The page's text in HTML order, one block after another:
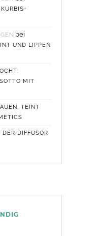
bei
UND LIPPEN
MIT
TEINT
DIFFUSOR